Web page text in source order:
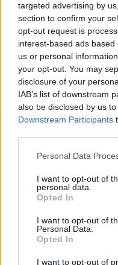
targeted advertising by
section to confirm your
opt-out request is
interest-based ads
us or personal
your opt-out. You may
disclosure of your
IAB’s list of downstream
also be disclosed by us
Downstream Participants
Personal Data
I want to opt-out of
personal data.
Opted In
I want to opt-out of
Personal Data.
Opted In
I want to opt-out of